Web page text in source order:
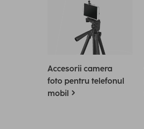
Accesorii camera
foto pentru telefonul
mobil